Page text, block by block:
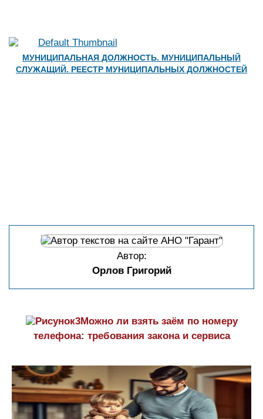
МУНИЦИПАЛЬНАЯ ДОЛЖНОСТЬ. МУНИЦИПАЛЬНЫЙ
СЛУЖАЩИЙ. РЕЕСТР МУНИЦИПАЛЬНЫХ ДОЛЖНОСТЕЙ
Автор:
Орлов Григорий
Можно ли взять заём по номеру
телефона: требования закона и сервиса